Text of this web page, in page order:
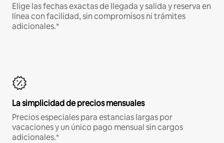
Elige las fechas exactas de llegada y salida y reserva en
línea con facilidad, sin compromisos ni trámites
adicionales.*
La simplicidad de precios mensuales
Precios especiales para estancias largas por
vacaciones y un único pago mensual sin cargos
adicionales.*